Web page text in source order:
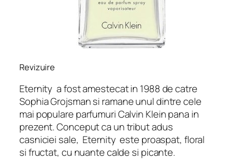
Revizuire
Eternity a fost amestecat in 1988 de catre
Sophia Grojsman si ramane unul dintre cele
mai populare parfumuri Calvin Klein pana in
prezent. Conceput ca un tribut adus
casniciei sale, Eternity este proaspat, floral
si fructat, cu nuante calde si picante.